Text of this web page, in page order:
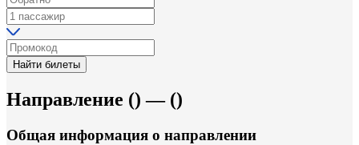
Найти билеты
Направление () — ()
Общая информация о направлении